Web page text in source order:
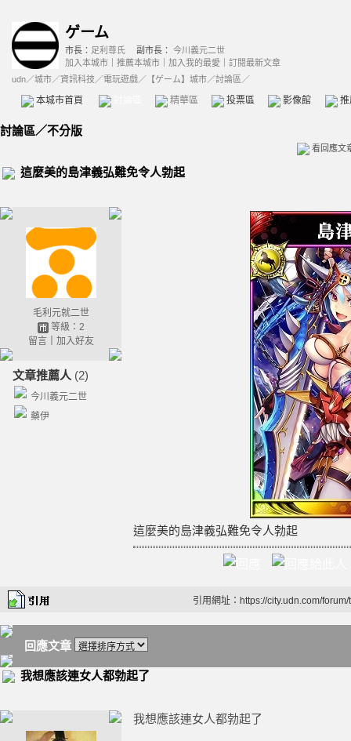
ゲーム
市長： 足利尊氏 副市長： 今川義元二世
加入本城市
推薦本城市 加入我的最愛
訂閱最新文章
udn／城市／資訊科技 ／電玩遊戲／ 【ゲーム】城市／討論區／
本城市首頁 精華區 投票區 影像館
討論區／不分版
看回應文
這麼美的島津義弘難免令人勃起
毛利元就二世
等級：2
留言｜ 加入好友
文章推薦人 (2)
今川義元二世
藥伊
這麼美的島津義弘難免令人勃起
引用網址：https://city.udn.com/
回應文章
我想應該連女人都勃起了
我想應該連女人都勃起了